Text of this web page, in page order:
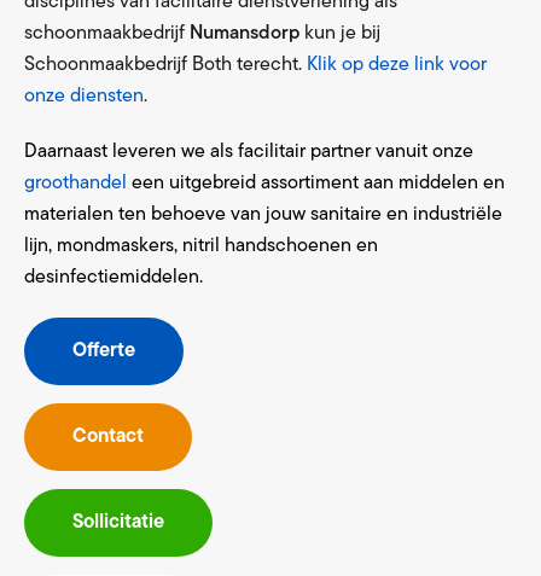
schoonmaakbedrijf Numansdorp kun je bij
Schoonmaakbedrijf Both terecht. Klik op deze link voor
onze diensten.
Daarnaast leveren we als facilitair partner vanuit onze
groothandel een uitgebreid assortiment aan middelen en
materialen ten behoeve van jouw sanitaire en industriële
lijn, mondmaskers, nitril handschoenen en
desinfectiemiddelen.
Offerte
Contact
Sollicitatie